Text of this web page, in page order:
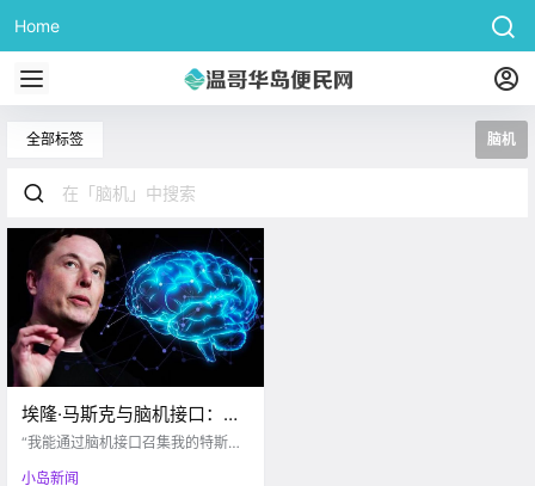
Home
全部标签 脑机
埃隆·马斯克与脑机接口：天
才疯狂已久，人“机”时代将
“我能通过脑机接口召集我的特斯拉
0年8月29日埃隆·马斯克举行了新的
小岛新闻